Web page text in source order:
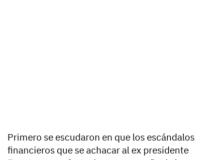
Primero se escudaron en que los escándalos
financieros que se achacar al ex presidente